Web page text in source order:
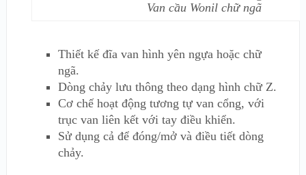
Van cầu Wonil chữ ngã
Thiết kế đĩa van hình yên ngựa hoặc chữ
ngã.
Dòng chảy lưu thông theo dạng hình chữ Z.
Cơ chế hoạt động tương tự van cổng, với
trục van liên kết với tay điều khiển.
Sử dụng cả để đóng/mở và điều tiết dòng
chảy.